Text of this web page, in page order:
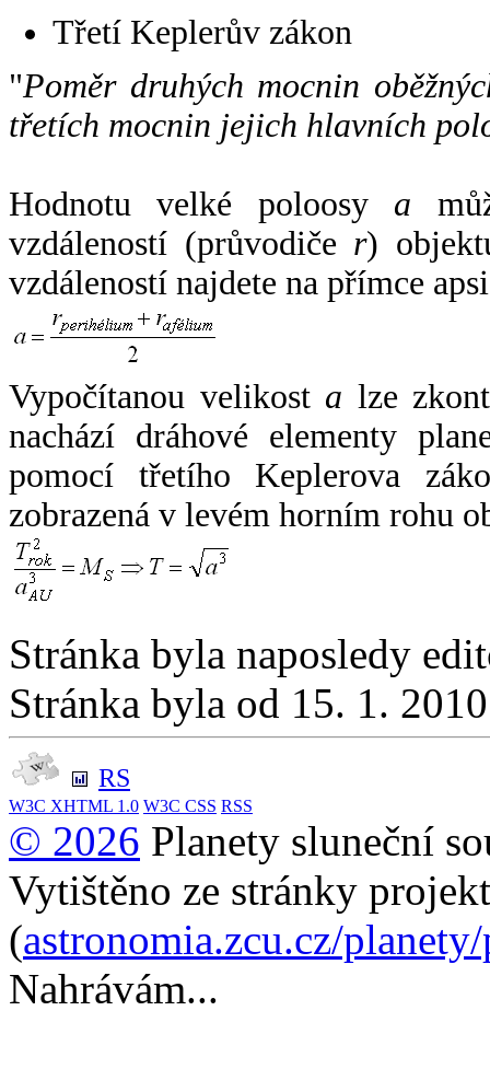
Třetí Keplerův zákon
"Poměr druhých mocnin
třetích mocnin jejich hlavních
Hodnotu velké poloosy a
vzdáleností (průvodiče r)
vzdáleností najdete na přímce
Vypočítanou velikost a lze
nachází dráhové elementy
pomocí třetího Keplerova
zobrazená v levém horním rohu
Stránka byla naposledy
Stránka byla od 15. 1.
RS
W3C XHTML 1.0 W3C CSS RSS
© 2026 Planety sluneční
Vytištěno ze stránky
(astronomia.zcu.cz/
Nahrávám...